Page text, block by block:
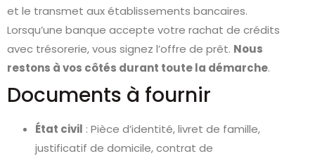
et le transmet aux établissements bancaires.
Lorsqu’une banque accepte votre rachat de crédits
avec trésorerie, vous signez l’offre de prêt. Nous
restons à vos côtés durant toute la démarche.
Documents à fournir
État civil : Pièce d’identité, livret de famille,
justificatif de domicile, contrat de